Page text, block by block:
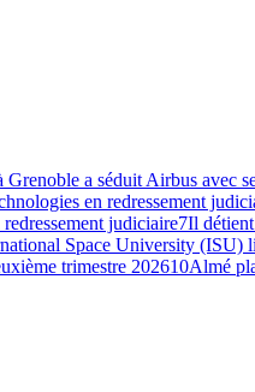
Grenoble a séduit Airbus avec
en redressement
judiciaire7Il
Space University (ISU)
trimestre 202610Almé